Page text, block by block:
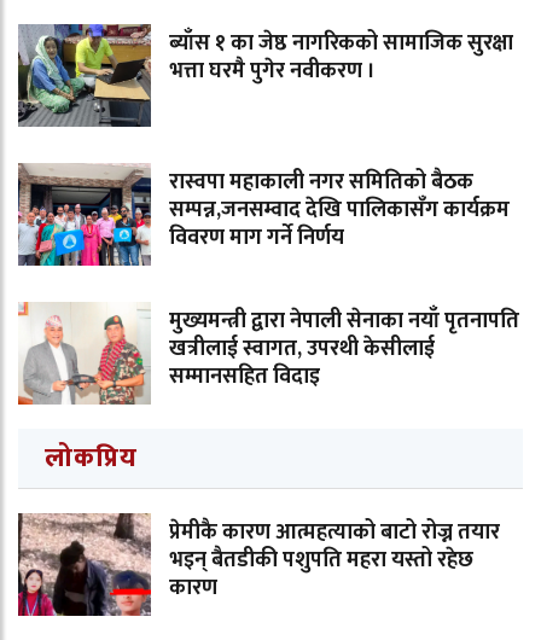
ब्याँस १ का जेष्ठ नागरिकको सामाजिक सुरक्षा
भत्ता घरमै पुगेर नवीकरण ।
रास्वपा महाकाली नगर समितिको बैठक
सम्पन्न,जनसम्वाद देखि पालिकासँग कार्यक्रम
विवरण माग गर्ने निर्णय
मुख्यमन्त्री द्वारा नेपाली सेनाका नयाँ पृतनापति
खत्रीलाई स्वागत, उपरथी केसीलाई
सम्मानसहित विदाइ
लोकप्रिय
प्रेमीकै कारण आत्महत्याको बाटो रोज्न तयार
भइन् बैतडीकी पशुपति महरा यस्तो रहेछ
कारण